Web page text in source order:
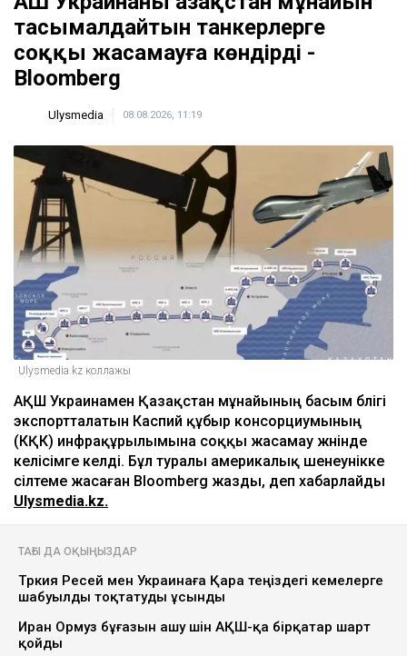
тасымалдайтын танкерлерге
соққы жасамауға көндірді -
Bloomberg
Ulysmedia 08.08.2026, 11:19
Ulysmedia.kz коллажы
АҚШ Украинамен Қазақстан мұнайының басым бөлігі
экспортталатын Каспий құбыр консорциумының
(КҚК) инфрақұрылымына соққы жасамау жөнінде
келісімге келді. Бұл туралы америкалық шенеунікке
сілтеме жасаған Bloomberg жазды, деп хабарлайды
Ulysmedia.kz.
ТАҒЫ ДА ОҚЫҢЫЗДАР
Түркия Ресей мен Украинаға Қара теңіздегі кемелерге
шабуылды тоқтатуды ұсынды
Иран Ормуз бұғазын ашу үшін АҚШ-қа бірқатар шарт
қойды